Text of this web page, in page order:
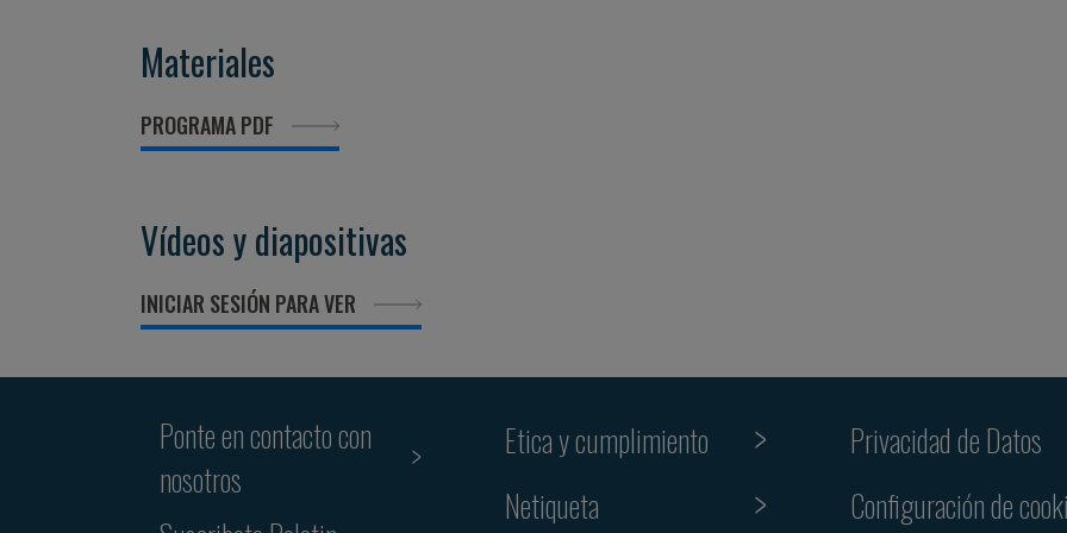
Materiales
PROGRAMA PDF
Vídeos y diapositivas
INICIAR SESIÓN PARA VER
Ponte en contacto con
nosotros
Etica y cumplimiento
Netiqueta
Privacidad de Datos
Configuración de